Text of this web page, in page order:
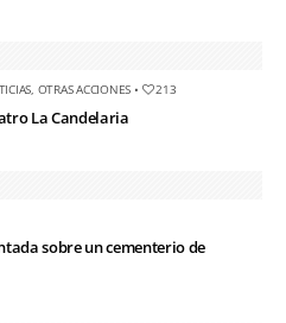
OTRAS ACCIONES • 213
La Candelaria
sobre un cementerio de